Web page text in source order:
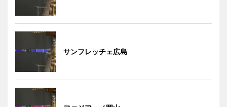
サンフレッチェ広島